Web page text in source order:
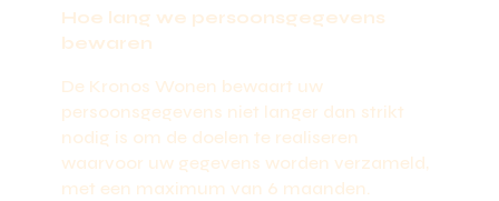
Hoe lang we persoonsgegevens
bewaren
De Kronos Wonen bewaart uw
persoonsgegevens niet langer dan strikt
nodig is om de doelen te realiseren
waarvoor uw gegevens worden verzameld,
met een maximum van 6 maanden.